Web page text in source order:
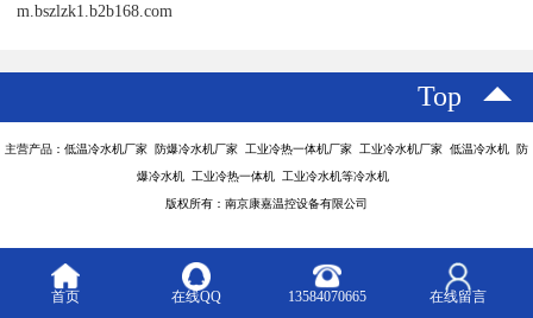
m.bszlzk1.b2b168.com
Top
主营产品：低温冷水机厂家 防爆冷水机厂家 工业冷热一体机厂家 工业冷水机厂家 低温冷水机 防
爆冷水机 工业冷热一体机 工业冷水机等冷水机
版权所有：南京康嘉温控设备有限公司
首页 在线QQ 13584070665 在线留言